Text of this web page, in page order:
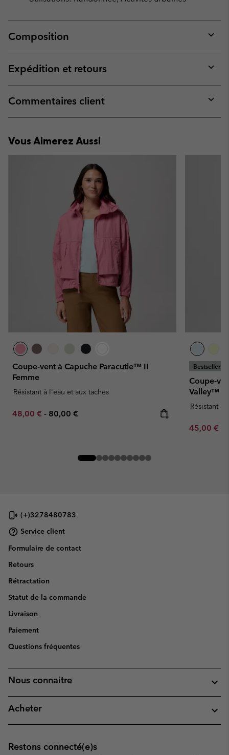
Composition
or
Expédition et retours
or
Commentaires client
or
Vous Aimerez Aussi
Coupe-vent à Capuche Paracutie™ II
Femme
Résistant à l'eau et aux taches
Minimum sale price:
48,00 € - Maximum price:
80,00 €
Bestseller
Coupe-
Valley™
Résistant à
Minimum
45,00 €
(+)3278480783
Service client
Formulaire de contact
Retours
Rétractation
Statut de la commande
Livraison
Paiement
Questions fréquentes
Nous connaitre
Acheter
Restons connecté(e)s